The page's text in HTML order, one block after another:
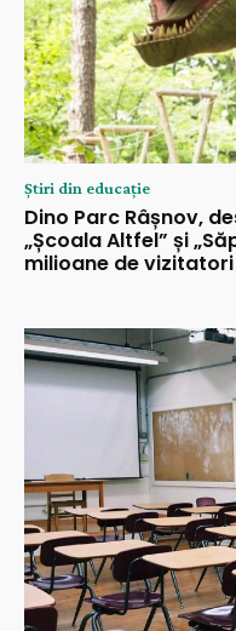
Știri din educație
Dino Parc Râșnov,
„Școala Altfel” și
milioane de vizitatori